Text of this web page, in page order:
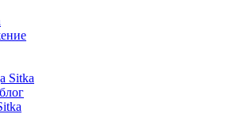
Sitka